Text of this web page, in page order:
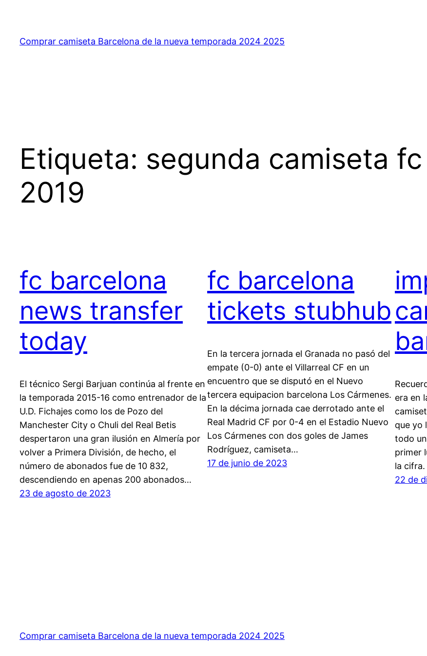
contenido
Comprar camiseta Barcelona de la nueva temporada 2024 2025
Etiqueta: segunda camiseta
2019
fc barcelona
news transfer
today
El técnico Sergi Barjuan continúa al frente en
la temporada 2015-16 como entrenador de la
U.D. Fichajes como los de Pozo del
Manchester City o Chuli del Real Betis
despertaron una gran ilusión en Almería por
volver a Primera División, de hecho, el
número de abonados fue de 10 832,
descendiendo en apenas 200 abonados…
23 de agosto de 2023
fc barcelona
tickets stubhub
En la tercera jornada el Granada no pasó del
empate (0-0) ante el Villarreal CF en un
encuentro que se disputó en el Nuevo
tercera equipacion barcelona Los Cármenes.
En la décima jornada cae derrotado ante el
Real Madrid CF por 0-4 en el Estadio Nuevo
Los Cármenes con dos goles de James
Rodríguez, camiseta…
17 de junio de 2023
era en
que yo
todo
primer
la
22 de
Comprar camiseta Barcelona de la nueva temporada 2024 2025